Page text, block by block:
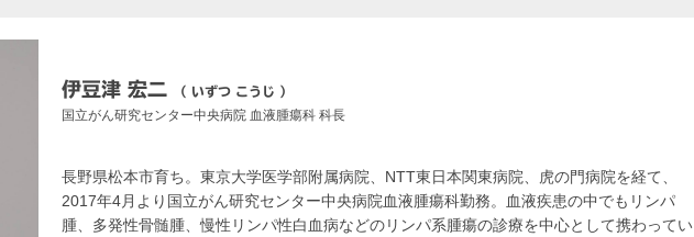
伊豆津 宏二 （ いずつ こうじ ）
国立がん研究センター中央病院 血液腫瘍科 科長
長野県松本市育ち。東京大学医学部附属病院、NTT東日本関東病院、虎の門病院を経て、
2017年4月より国立がん研究センター中央病院血液腫瘍科勤務。血液疾患の中でもリンパ
腫、多発性骨髄腫、慢性リンパ性白血病などのリンパ系腫瘍の診療を中心として携わってい